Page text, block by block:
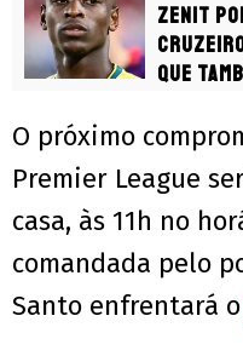
Zenit
que
O próximo
Premier League
casa, às 11h no
comandada pelo
Santo enfrentará o